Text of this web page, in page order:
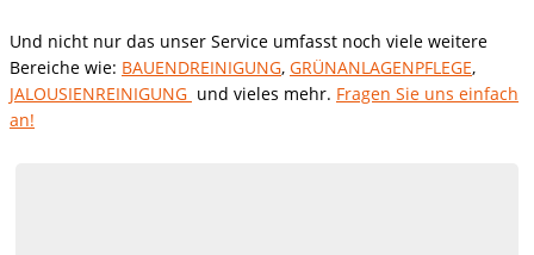
Und nicht nur das unser Service umfasst noch viele weitere
Bereiche wie: BAUENDREINIGUNG, GRÜNANLAGENPFLEGE,
JALOUSIENREINIGUNG und vieles mehr. Fragen Sie uns einfach
an!